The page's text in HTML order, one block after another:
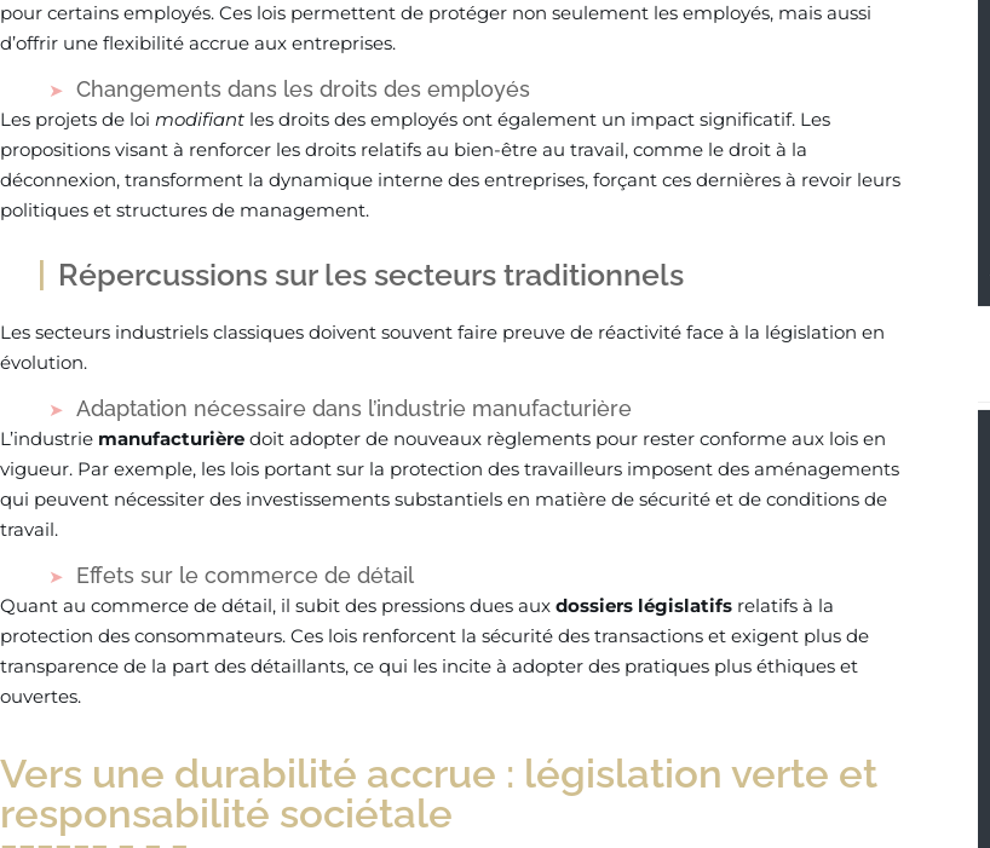
pour certains employés. Ces lois permettent de protéger non seulement les employés, mais aussi
d’offrir une flexibilité accrue aux entreprises.
Changements dans les droits des employés
Les projets de loi modifiant les droits des employés ont également un impact significatif. Les
propositions visant à renforcer les droits relatifs au bien-être au travail, comme le droit à la
déconnexion, transforment la dynamique interne des entreprises, forçant ces dernières à revoir leurs
politiques et structures de management.
Répercussions sur les secteurs traditionnels
Les secteurs industriels classiques doivent souvent faire preuve de réactivité face à la législation en
évolution.
Adaptation nécessaire dans l’industrie manufacturière
L’industrie manufacturière doit adopter de nouveaux règlements pour rester conforme aux lois en
vigueur. Par exemple, les lois portant sur la protection des travailleurs imposent des aménagements
qui peuvent nécessiter des investissements substantiels en matière de sécurité et de conditions de
travail.
Effets sur le commerce de détail
Quant au commerce de détail, il subit des pressions dues aux dossiers législatifs relatifs à la
protection des consommateurs. Ces lois renforcent la sécurité des transactions et exigent plus de
transparence de la part des détaillants, ce qui les incite à adopter des pratiques plus éthiques et
ouvertes.
Vers une durabilité accrue : législation verte et
responsabilité sociétale